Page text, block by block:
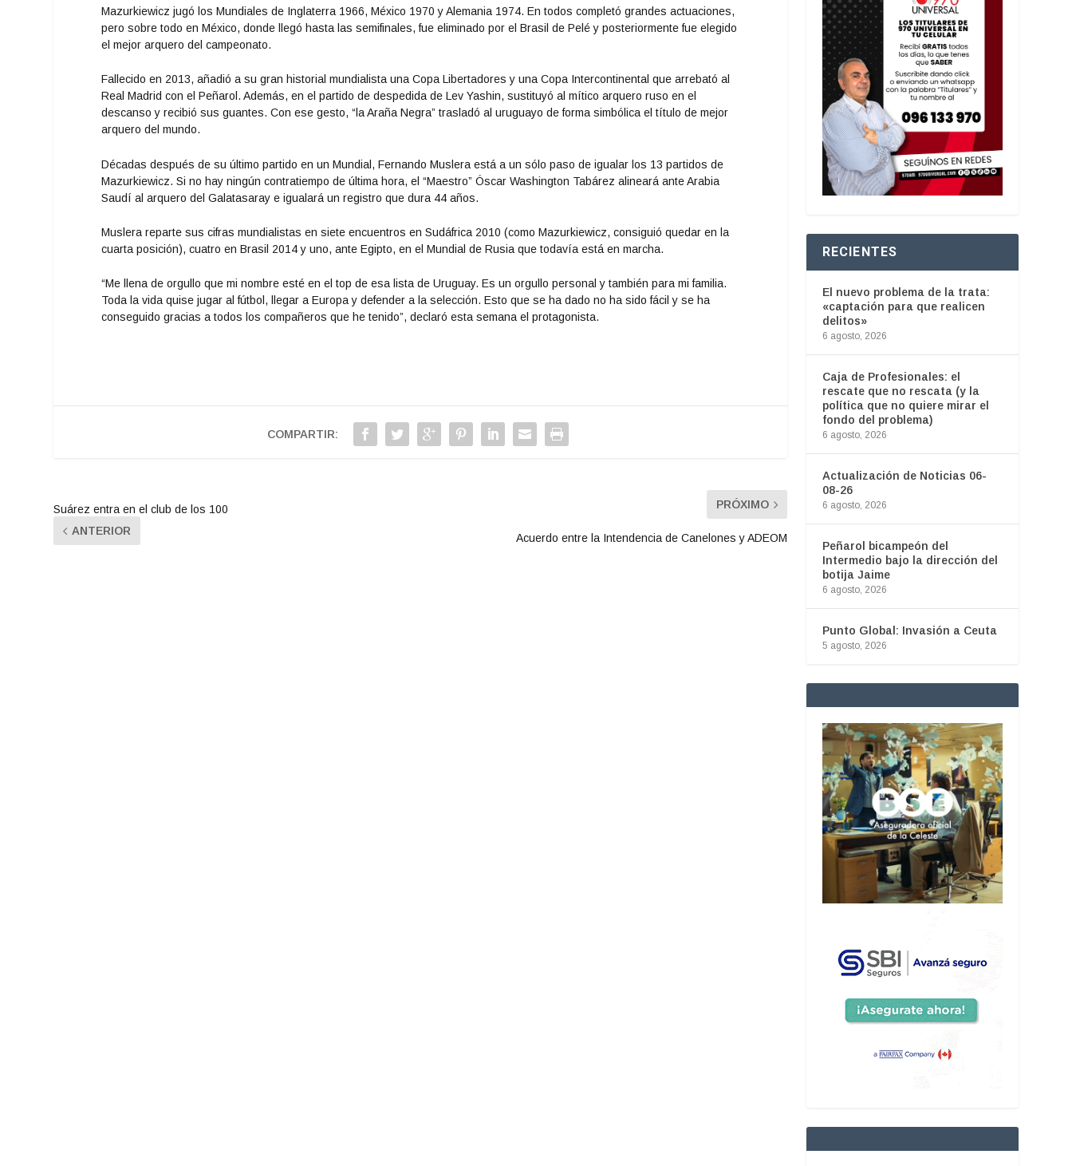
Mazurkiewicz jugó los Mundiales de Inglaterra 1966, México 1970 y Alemania 1974. En todos completó grandes actuaciones,
pero sobre todo en México, donde llegó hasta las semifinales, fue eliminado por el Brasil de Pelé y posteriormente fue elegido
el mejor arquero del campeonato.
Fallecido en 2013, añadió a su gran historial mundialista una Copa Libertadores y una Copa Intercontinental que arrebató al
Real Madrid con el Peñarol. Además, en el partido de despedida de Lev Yashin, sustituyó al mítico arquero ruso en el
descanso y recibió sus guantes. Con ese gesto, “la Araña Negra” trasladó al uruguayo de forma simbólica el título de mejor
arquero del mundo.
Décadas después de su último partido en un Mundial, Fernando Muslera está a un sólo paso de igualar los 13 partidos de
Mazurkiewicz. Si no hay ningún contratiempo de última hora, el “Maestro” Óscar Washington Tabárez alineará ante Arabia
Saudí al arquero del Galatasaray e igualará un registro que dura 44 años.
Muslera reparte sus cifras mundialistas en siete encuentros en Sudáfrica 2010 (como Mazurkiewicz, consiguió quedar en la
cuarta posición), cuatro en Brasil 2014 y uno, ante Egipto, en el Mundial de Rusia que todavía está en marcha.
“Me llena de orgullo que mi nombre esté en el top de esa lista de Uruguay. Es un orgullo personal y también para mi familia.
Toda la vida quise jugar al fútbol, llegar a Europa y defender a la selección. Esto que se ha dado no ha sido fácil y se ha
conseguido gracias a todos los compañeros que he tenido”, declaró esta semana el protagonista.
COMPARTIR:
Suárez entra en el club de los 100
ANTERIOR
PRÓXIMO
Acuerdo entre la Intendencia de Canelones y ADEOM
RECIENTES
El nuevo problema de la trata:
«captación para que realicen
delitos»
6 agosto, 2026
Caja de Profesionales: el
rescate que no rescata (y la
política que no quiere mirar el
fondo del problema)
6 agosto, 2026
Actualización de Noticias 06-
08-26
6 agosto, 2026
Peñarol bicampeón del
Intermedio bajo la dirección del
botija Jaime
6 agosto, 2026
Punto Global: Invasión a Ceuta
5 agosto, 2026